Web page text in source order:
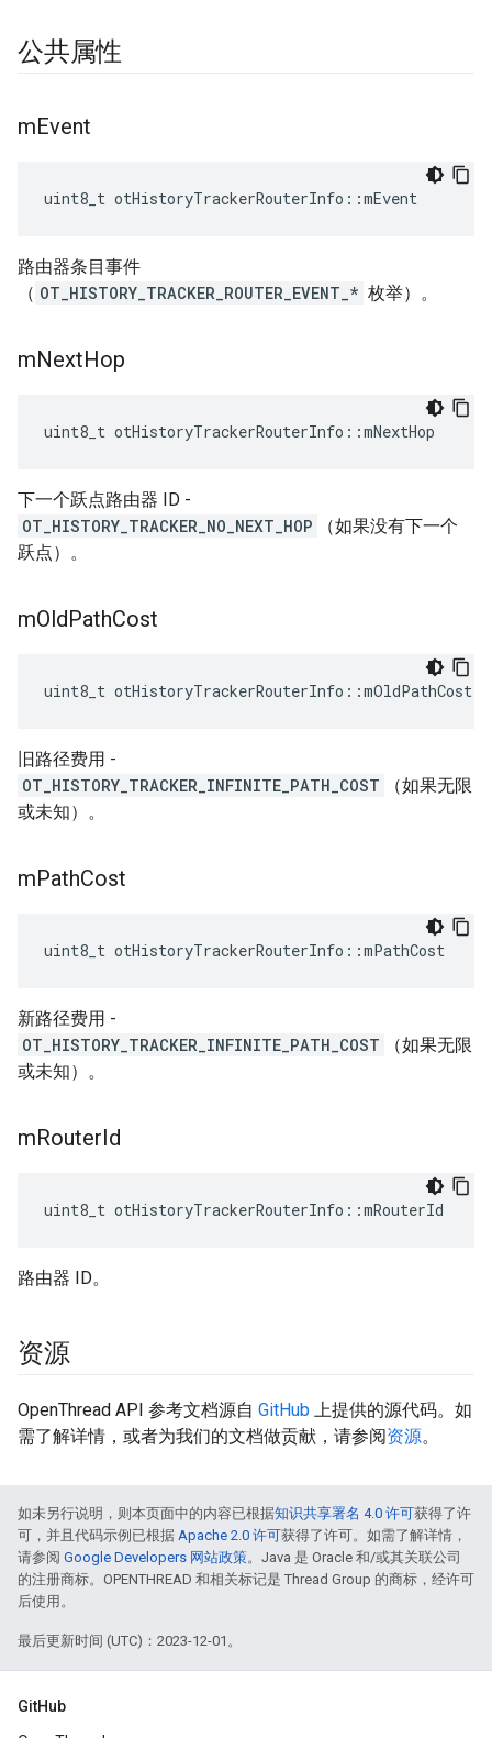
公共属性
mEvent
uint8_t otHistoryTrackerRouterInfo ::mEvent
路由器条目事件
（ OT_HISTORY_TRACKER_ROUTER_EVENT_* 枚举）。
mNextHop
uint8_t otHistoryTrackerRouterInfo ::mNextHop
下一个跃点路由器 ID -
OT_HISTORY_TRACKER_NO_NEXT_HOP
（如果没有下一个
跃点）。
mOldPathCost
uint8_t otHistoryTrackerRouterInfo ::mOldPathCost
旧路径费用 -
OT_HISTORY_TRACKER_INFINITE_PATH_COST
（如果无限
或未知）。
mPathCost
uint8_t otHistoryTrackerRouterInfo ::mPathCost
新路径费用 -
OT_HISTORY_TRACKER_INFINITE_PATH_COST
（如果无限
或未知）。
mRouterId
uint8_t otHistoryTrackerRouterInfo ::mRouterId
路由器 ID。
资源
OpenThread API 参考文档源自 GitHub 上提供的源代码。如
需了解详情，或者为我们的文档做贡献，请参阅资源。
如未另行说明，则本页面中的内容已根据知识共享署名 4.0 许可获得了许
可，并且代码示例已根据 Apache 2.0 许可获得了许可。如需了解详情，
请参阅 Google Developers 网站政策。Java 是 Oracle 和/或其关联公司
的注册商标。OPENTHREAD 和相关标记是 Thread Group 的商标，经许可
后使用。
最后更新时间 (UTC)：2023-12-01。
GitHub